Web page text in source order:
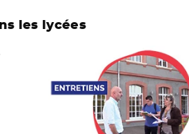
les lycées